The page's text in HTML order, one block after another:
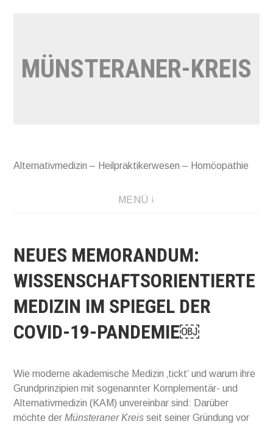
MÜNSTERANER-KREIS
Alternativmedizin – Heilpraktikerwesen – Homöopathie
MENÜ
NEUES MEMORANDUM:
WISSENSCHAFTSORIENTIERTE
MEDIZIN IM SPIEGEL DER
COVID-19-PANDEMIE￼
Wie moderne akademische Medizin ‚tickt‘ und warum ihre
Grundprinzipien mit sogenannter Kom­plementär- und
Alter­nativ­medizin (KAM) unvereinbar sind: Darüber
möchte derMünsteraner Kreisseit seiner Gründung vor